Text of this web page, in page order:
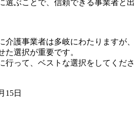
選ぶことで、信頼できる事業者と出
介護事業者は多岐にわたりますが、
た選択が重要です。
行って、ベストな選択をしてくださ
15日